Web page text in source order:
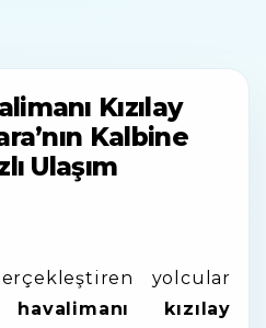
Kızılay
Kalbine
Ulaşım
yolcular
kızılay